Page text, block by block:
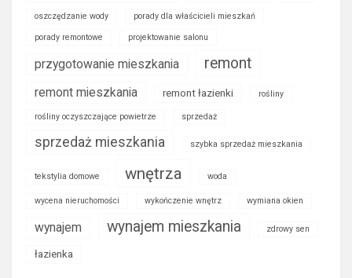
oszczędzanie wody porady dla właścicieli mieszkań
porady remontowe projektowanie salonu
przygotowanie mieszkania remont
remont mieszkania remont łazienki rośliny
rośliny oczyszczające powietrze sprzedaż
sprzedaż mieszkania szybka sprzedaż mieszkania
tekstylia domowe wnętrza woda
wycena nieruchomości wykończenie wnętrz wymiana okien
wynajem wynajem mieszkania zdrowy sen
łazienka